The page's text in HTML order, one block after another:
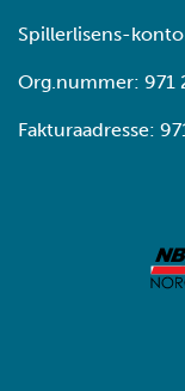
Spillerlisens-
Org.nummer: 971
Fakturaadresse: